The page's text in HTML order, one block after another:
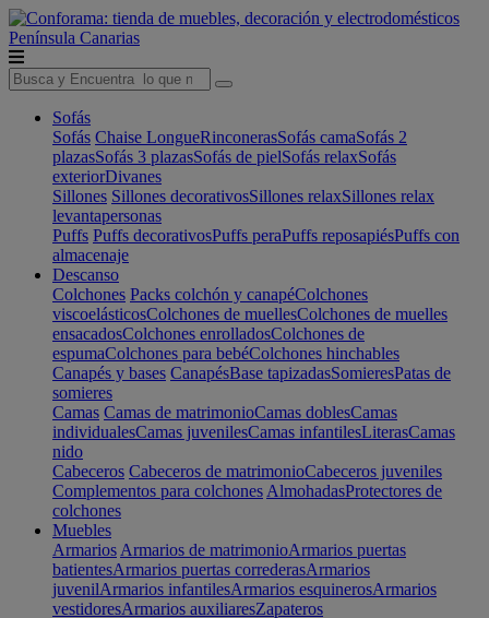
Península Canarias
Sofás
Sofás Chaise LongueRinconerasSofás camaSofás 2
plazasSofás 3 plazasSofás de pielSofás relaxSofás
exteriorDivanes
Sillones Sillones decorativosSillones relaxSillones relax
levantapersonas
Puffs Puffs decorativosPuffs peraPuffs reposapiésPuffs con
almacenaje
Descanso
Colchones Packs colchón y canapéColchones
viscoelásticosColchones de muellesColchones de muelles
ensacadosColchones enrolladosColchones de
espumaColchones para bebéColchones hinchables
Canapés y bases CanapésBase tapizadasSomieresPatas de
somieres
Camas Camas de matrimonioCamas doblesCamas
individualesCamas juvenilesCamas infantilesLiterasCamas
nido
Cabeceros Cabeceros de matrimonioCabeceros juveniles
Complementos para colchones AlmohadasProtectores de
colchones
Muebles
Armarios Armarios de matrimonioArmarios puertas
batientesArmarios puertas correderasArmarios
juvenilArmarios infantilesArmarios esquinerosArmarios
vestidoresArmarios auxiliaresZapateros